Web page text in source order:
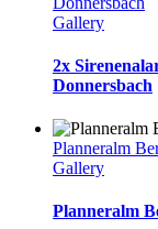
Gallery
2x
Donnersbach
Planneralm
Gallery
Planneralm